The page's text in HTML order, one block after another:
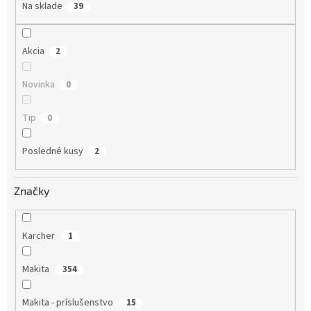
Na sklade 39
Akcia 2
Novinka 0
Tip 0
Posledné kusy 2
Značky
Karcher 1
Makita 354
Makita - príslušenstvo 15